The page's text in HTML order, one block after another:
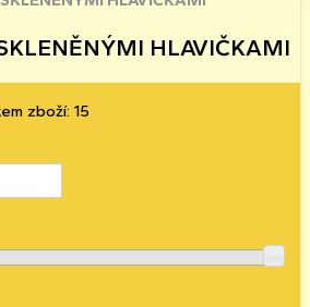
HLAVIČKAMI
zboží: 15